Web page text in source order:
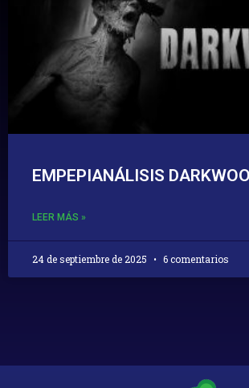
EMPEPIANÁLISIS
LEER MÁS »
24 de septiembre de 2025 6 comentarios